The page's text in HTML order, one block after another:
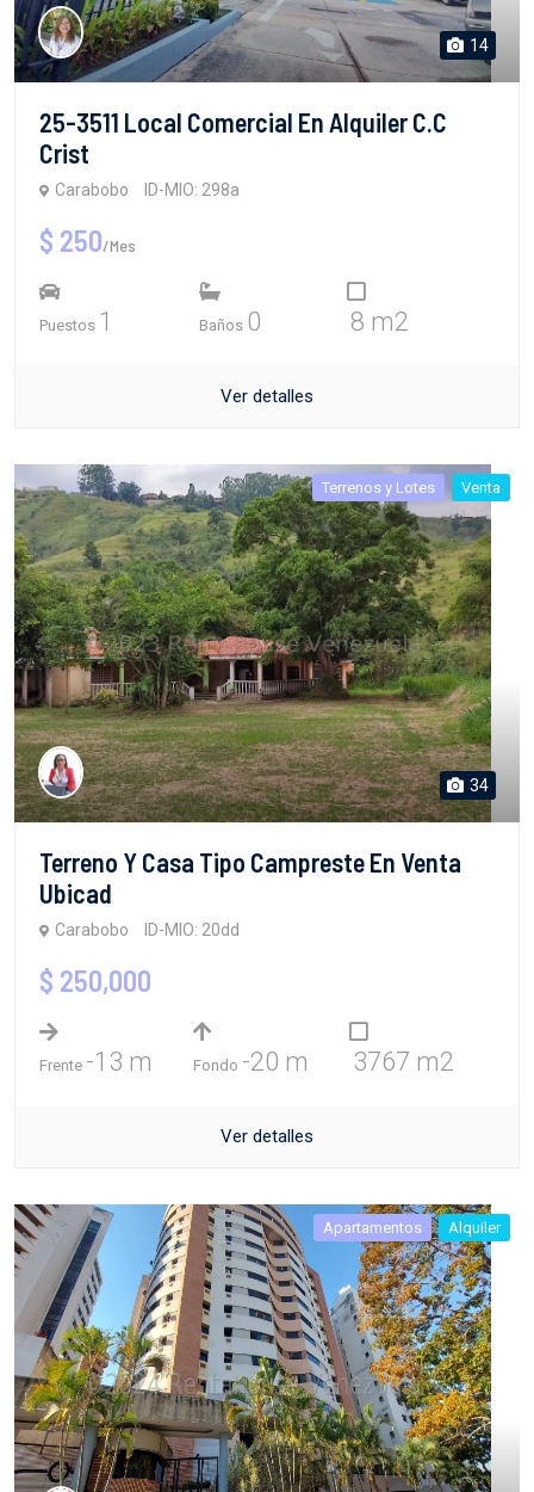
14
25-3511 Local Comercial En Alquiler C.C
Crist
Carabobo ID-MIO: 298a
$ 250/Mes
Puestos 1 Baños 0 8 m2
Ver detalles
Terrenos y Lotes Venta
34
Terreno Y Casa Tipo Campreste En Venta
Ubicad
Carabobo ID-MIO: 20dd
$ 250,000
Frente -13 m Fondo -20 m 3767 m2
Ver detalles
Apartamentos Alquiler